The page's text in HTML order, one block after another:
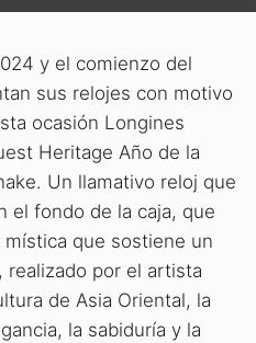
y el comienzo del
sus relojes con motivo
ocasión Longines
Heritage Año de la
Un llamativo reloj que
el fondo de la caja, que
que sostiene un
realizado por el artista
de Asia Oriental, la
la sabiduría y la